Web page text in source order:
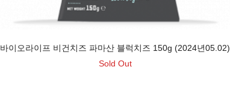
바이오라이프 비건치즈 파마산 블럭치즈 150g (2024년05.02)
Sold Out